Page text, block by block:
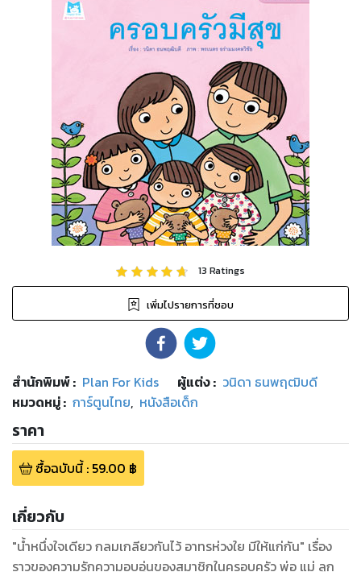
13 Ratings
เพิ่มไปรายการที่ชอบ
สำนักพิมพ์: Plan For Kids ผู้แต่ง : วนิดา ธนพฤฒิบดี
หมวดหมู่: การ์ตูนไทย, หนังสือเด็ก
ราคา
ซื้อฉบับนี้: 59.00 ฿
เกี่ยวกับ
"น้ำหนึ่งใจเดียว กลมเกลียวกันไว้ อาทรห่วงใย มีให้แก่กัน" เรื่อง
ราวของความรักความอบอุ่นของสมาชิกในครอบครัว พ่อ แม่ ลูก